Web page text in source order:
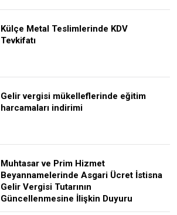
Külçe Metal Teslimlerinde KDV
Tevkifatı
Gelir vergisi mükelleflerinde eğitim
harcamaları indirimi
Muhtasar ve Prim Hizmet
Beyannamelerinde Asgari Ücret İstisna
Gelir Vergisi Tutarının
Güncellenmesine İlişkin Duyuru